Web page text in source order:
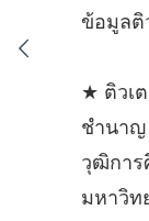
ข้อมูลติ
★ ติวเ
ชำนาญ
วุฒิการ
มหาวิท